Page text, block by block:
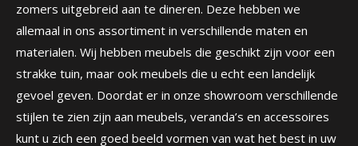
zomers uitgebreid aan te dineren. Deze hebben we
allemaal in ons assortiment in verschillende maten en
materialen. Wij hebben meubels die geschikt zijn voor een
strakke tuin, maar ook meubels die u echt een landelijk
gevoel geven. Doordat er in onze showroom verschillende
stijlen te zien zijn aan meubels, veranda’s en accessoires
kunt u zich een goed beeld vormen van wat het best in uw